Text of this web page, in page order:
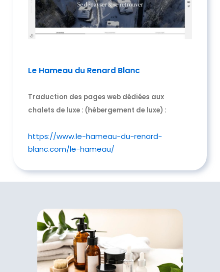
Le Hameau du Renard Blanc
Traduction des pages web dédiées aux
chalets de luxe : (hébergement de luxe) :
https://www.le-hameau-du-renard-
blanc.com/le-hameau/